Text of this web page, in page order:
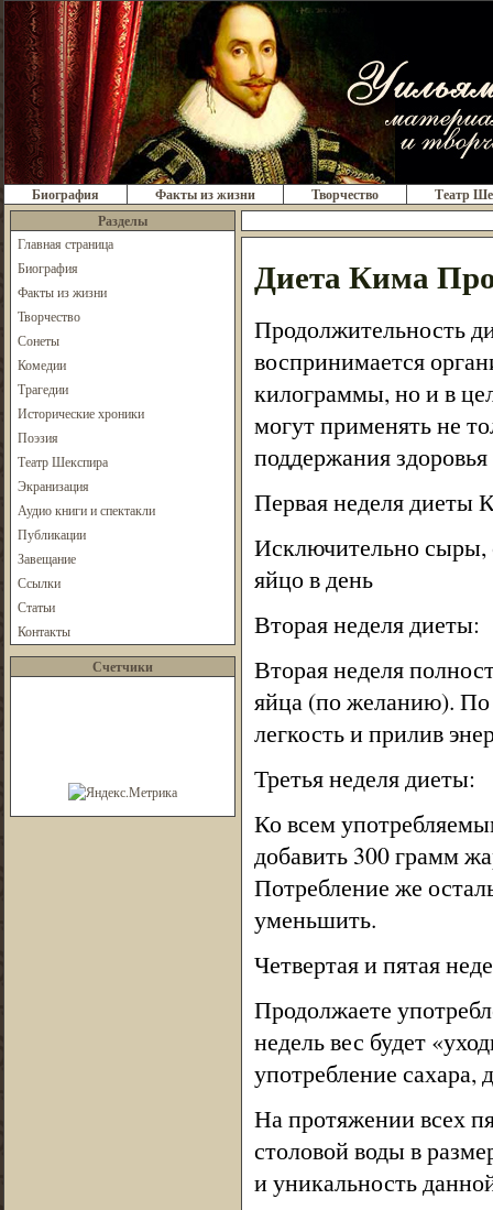
Биография Факты из жизни Творчество
Театр
Разделы
Главная страница
Биография
Факты из жизни
Творчество
Сонеты
Комедии
Трагедии
Исторические хроники
Поэзия
Театр Шекспира
Экранизация
Аудио книги и спектакли
Публикации
Завещание
Ссылки
Статьи
Контакты
Счетчики
Диета Кима
Продолжительность
воспринимается
килограммы, но и в
могут применять не
поддержания
Первая неделя диеты
Исключительно сыры,
яйцо в день
Вторая неделя диеты:
Вторая неделя
яйца (по желанию). По
легкость и прилив
Третья неделя диеты:
Ко всем
добавить 300 грамм
Потребление же
уменьшить.
Четвертая и пятая
Продолжаете
недель вес будет
употребление сахара,
На протяжении всех
столовой воды в
и уникальность